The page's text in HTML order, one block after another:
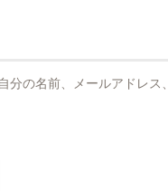
の名前、メールアドレス